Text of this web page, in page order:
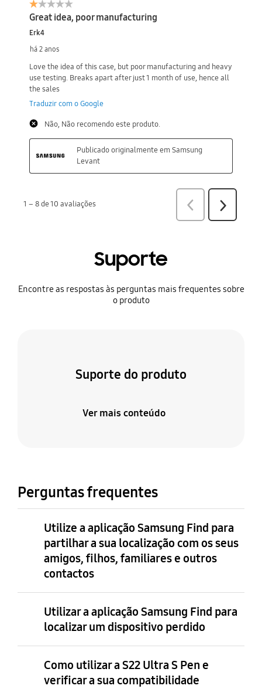
Suporte
Encontre as respostas às perguntas mais frequentes sobre
o produto
Suporte do produto
Ver mais conteúdo
Perguntas frequentes
Utilize a aplicação Samsung Find para
partilhar a sua localização com os seus
amigos, filhos, familiares e outros
contactos
Utilizar a aplicação Samsung Find para
localizar um dispositivo perdido
Como utilizar a S22 Ultra S Pen e
verificar a sua compatibilidade